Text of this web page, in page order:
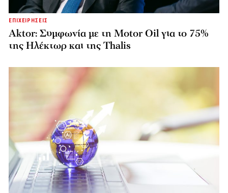
ΕΠΙΧΕΙΡΗΣΕΙΣ
Aktor: Συμφωνία με τη Motor Oil για το 75%
της Ηλέκτωρ και της Thalis